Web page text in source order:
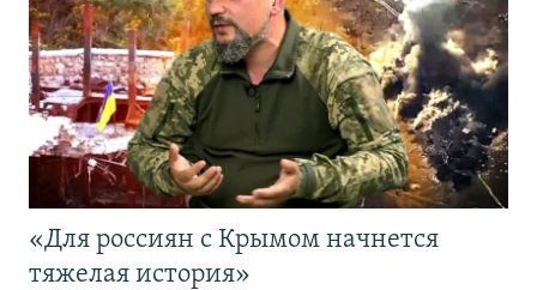
«Для россиян с Крымом начнется
тяжелая история»